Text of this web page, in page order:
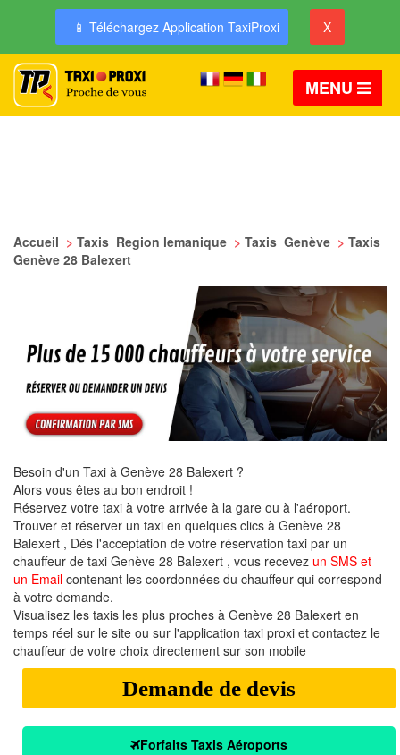
📱 Téléchargez Application TaxiProxi X
MENU
Accueil > Taxis Region lemanique > Taxis Genève > Taxis
Genève 28 Balexert
Besoin d'un Taxi à Genève 28 Balexert ?
Alors vous êtes au bon endroit !
Réservez votre taxi à votre arrivée à la gare ou à l'aéroport.
Trouver et réserver un taxi en quelques clics à Genève 28
Balexert , Dés l'acceptation de votre réservation taxi par un
chauffeur de taxi Genève 28 Balexert , vous recevez un SMS et
un Email contenant les coordonnées du chauffeur qui correspond
à votre demande.
Visualisez les taxis les plus proches à Genève 28 Balexert en
temps réel sur le site ou sur l'application taxi proxi et contactez le
chauffeur de votre choix directement sur son mobile
Demande de devis
Forfaits Taxis Aéroports